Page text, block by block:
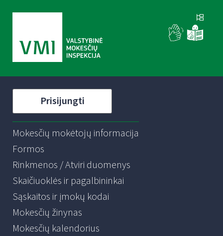
Prisijungti
Mokesčių mokėtojų informacija
Formos
Rinkmenos / Atviri duomenys
Skaičiuoklės ir pagalbininkai
Sąskaitos ir įmokų kodai
Mokesčių žinynas
Mokesčių kalendorius